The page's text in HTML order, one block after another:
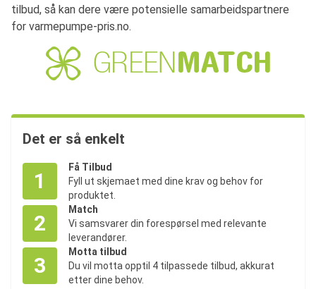
tilbud, så kan dere være potensielle samarbeidspartnere
for varmepumpe-pris.no.
Det er så enkelt
1
Få Tilbud
Fyll ut skjemaet med dine krav og behov for
produktet.
2
Match
Vi samsvarer din forespørsel med relevante
leverandører.
3
Motta tilbud
Du vil motta opptil 4 tilpassede tilbud, akkurat
etter dine behov.